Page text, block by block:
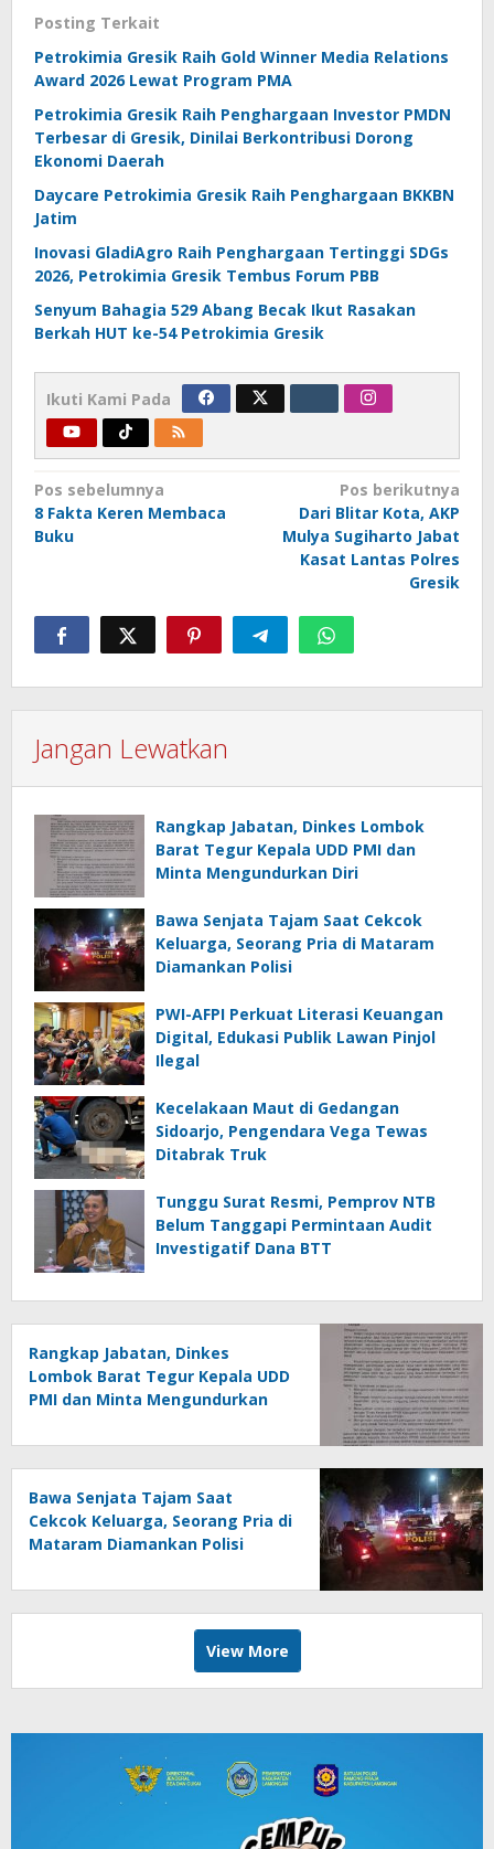
Posting Terkait
Petrokimia Gresik Raih Gold Winner Media Relations
Award 2026 Lewat Program PMA
Petrokimia Gresik Raih Penghargaan Investor PMDN
Terbesar di Gresik, Dinilai Berkontribusi Dorong
Ekonomi Daerah
Daycare Petrokimia Gresik Raih Penghargaan BKKBN
Jatim
Inovasi GladiAgro Raih Penghargaan Tertinggi SDGs
2026, Petrokimia Gresik Tembus Forum PBB
Senyum Bahagia 529 Abang Becak Ikut Rasakan
Berkah HUT ke-54 Petrokimia Gresik
Ikuti Kami Pada
Navigasi
pos
Pos sebelumnya
8 Fakta Keren Membaca
Buku
Pos berikutnya
Dari Blitar Kota, AKP
Mulya Sugiharto Jabat
Kasat Lantas Polres
Gresik
Jangan Lewatkan
Rangkap Jabatan, Dinkes Lombok
Barat Tegur Kepala UDD PMI dan
Minta Mengundurkan Diri
Bawa Senjata Tajam Saat Cekcok
Keluarga, Seorang Pria di Mataram
Diamankan Polisi
PWI-AFPI Perkuat Literasi Keuangan
Digital, Edukasi Publik Lawan Pinjol
Ilegal
Kecelakaan Maut di Gedangan
Sidoarjo, Pengendara Vega Tewas
Ditabrak Truk
Tunggu Surat Resmi, Pemprov NTB
Belum Tanggapi Permintaan Audit
Investigatif Dana BTT
Rangkap Jabatan, Dinkes
Lombok Barat Tegur Kepala UDD
PMI dan Minta Mengundurkan
Bawa Senjata Tajam Saat
Cekcok Keluarga, Seorang Pria di
Mataram Diamankan Polisi
View More